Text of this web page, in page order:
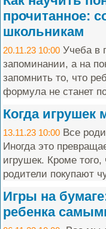
прочитанное:
школьникам
20.11.23 10:00 Учеба в
запоминании, а на
запомнить то, что
формула не станет
Когда игрушек
13.11.23 10:00 Все
Иногда это
игрушек. Кроме того,
родители покупают
Игры на
ребенка